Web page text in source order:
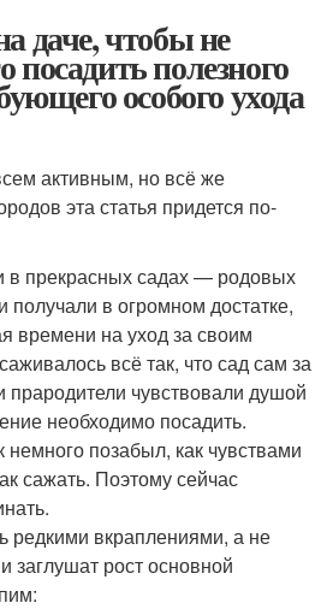
даче, чтобы не
полезного
особого ухода
активным, но всё же
эта статья придется по-
в прекрасных садах — родовых
получали в огромном достатке,
времени на уход за своим
всё так, что сад сам за
чувствовали душой
необходимо посадить.
позабыл, как чувствами
сажать. Поэтому сейчас
редкими вкраплениями, а не
заглушат рост основной